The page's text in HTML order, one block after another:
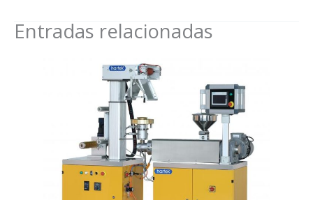
Entradas relacionadas